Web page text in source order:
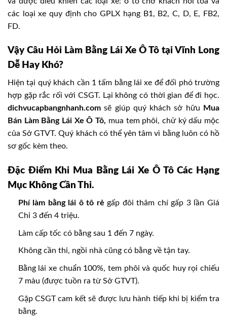
các loại xe quy định cho GPLX hạng B1, B2, C, D, E, FB2,
FD.
Vậy Câu Hỏi Làm Bằng Lái Xe Ô Tô tại Vĩnh Long
Dễ Hay Khó?
Hiện tại quý khách cần 1 tấm bằng lái xe để đối phó trường
hợp gặp rắc rối với CSGT. Lại không có thời gian để đi học.
dichvucapbangnhanh.com sẽ giúp quý khách sở hữu
Mua
Bán Làm Bằng Lái Xe Ô Tô, mua tem phôi, chữ ký dấu mộc
của Sở GTVT. Quý khách có thể yên tâm vì bằng luôn có hồ
sơ gốc kèm theo.
Đặc Điểm Khi Mua Bằng Lái Xe Ô Tô Các Hạng
Mục Không Cần Thi.
Phí làm bằng lái ô tô rẻ gấp đôi thâm chí gấp 3 lần Giá
Chỉ 3 đến 4 triệu.
Làm cấp tốc có bằng sau 1 đến 7 ngày.
Không cần thi, ngồi nhà cũng có bằng về tận tay.
Bằng lái xe chuẩn 100%, tem phôi và quốc huy rọi chiếu
7 màu (được tuồn ra từ Sở GTVT).
Gặp CSGT cam kết sẽ được lưu hành tiếp khi bị kiểm tra
bằng.